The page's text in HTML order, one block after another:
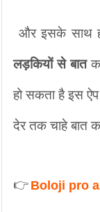
लड़कियों से बात
हो सकता है इस
देर तक चाहे बात
👉 Boloji pro